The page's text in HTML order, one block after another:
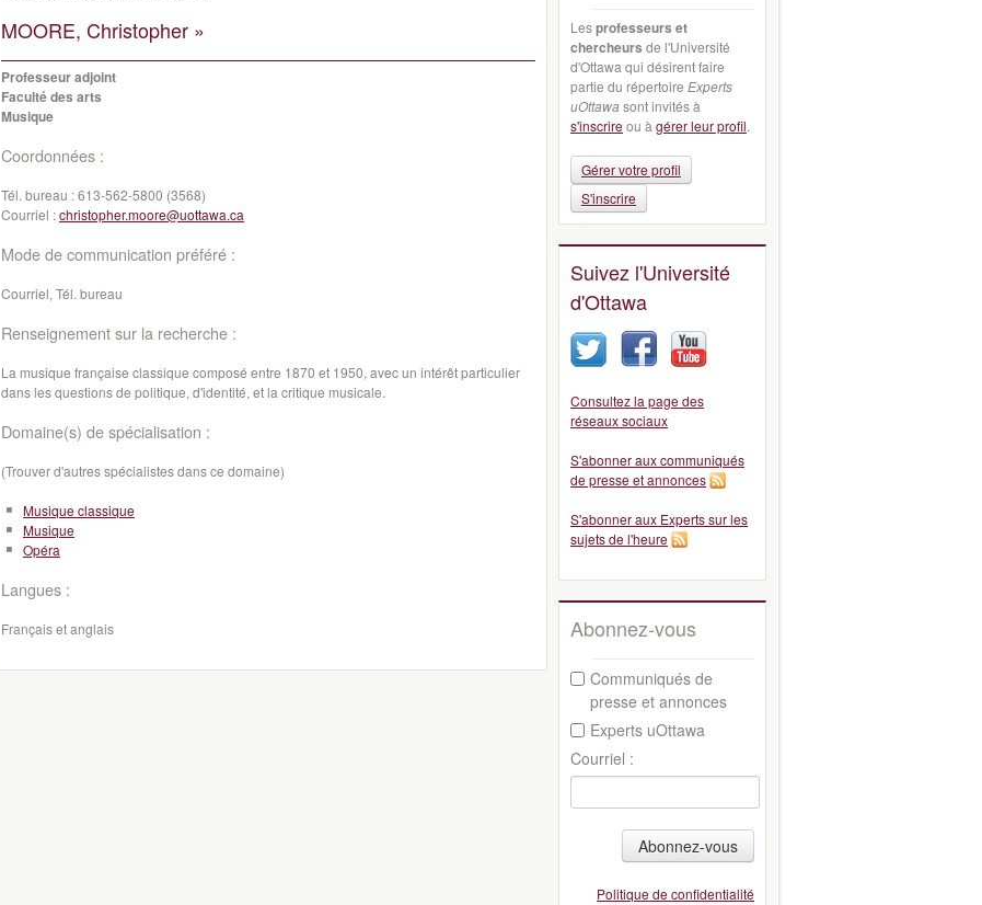
MOORE, Christopher »
Professeur adjoint
Faculté des arts
Musique
Coordonnées :
Tél. bureau :613-562-5800 (3568)
Courriel :christopher.moore@uottawa.ca
Mode de communication préféré :
Courriel, Tél. bureau
Renseignement sur la recherche :
La musique française classique composé entre 1870 et 1950, avec un intérêt particulier
dans les questions de politique, d'identité, et la critique musicale.
Domaine(s) de spécialisation :
(Trouver d'autres spécialistes dans ce domaine)
Musique classique
Musique
Opéra
Langues :
Français et anglais
Lesprofesseurs et
chercheurs de l'Université
d'Ottawa qui désirent faire
partie du répertoire Experts
uOttawa sont invités à
s'inscrireou à gérer leur profil.
Gérer votre profil
S'inscrire
Suivez l'Université
d'Ottawa
Consultez la page des
réseaux sociaux
S'abonner aux communiqués
de presse et annonces
S'abonner aux Experts sur les
sujets de l'heure
Abonnez-vous
Communiqués de
presse et annonces
Experts uOttawa
Courriel :
Abonnez-vous
Politique de confidentialité